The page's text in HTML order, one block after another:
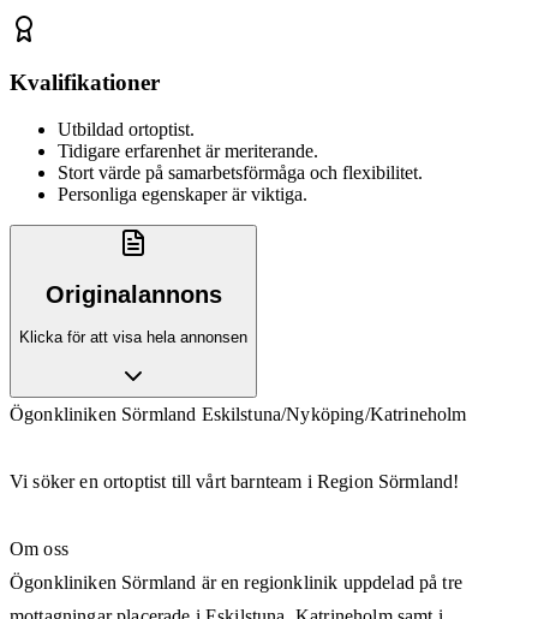
Kvalifikationer
Utbildad ortoptist.
Tidigare erfarenhet är meriterande.
Stort värde på samarbetsförmåga och flexibilitet.
Personliga egenskaper är viktiga.
Originalannons
Klicka för att visa hela annonsen
Ögonkliniken Sörmland Eskilstuna/Nyköping/Katrineholm
Vi söker en ortoptist till vårt barnteam i Region Sörmland!
Om oss
Ögonkliniken Sörmland är en regionklinik uppdelad på tre